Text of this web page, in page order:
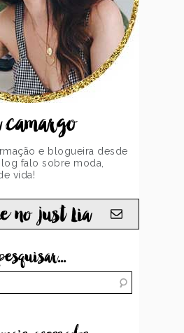
e blogueira desde
falo sobre moda,
vida!
no just Lia